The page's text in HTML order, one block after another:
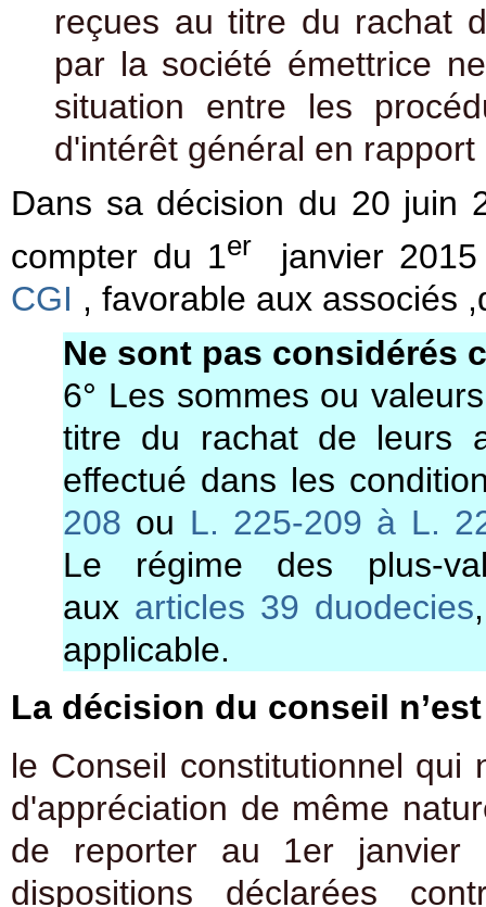
reçues au titre du rachat
par la société émettrice
situation entre les
d'intérêt général en rapport
Dans sa décision du 20 juin
compter du 1erjanvier
CGI , favorable aux associés
Ne sont pas considérés
6° Les sommes ou
titre du rachat de leurs
effectué dans les
208 ou L. 225-209 à L.
Le régime des plus-
aux articles 39 duodecies
applicable.
La décision du conseil
le Conseil constitutionnel qui
d'appréciation de même
de reporter au 1er janvier
dispositions déclarées